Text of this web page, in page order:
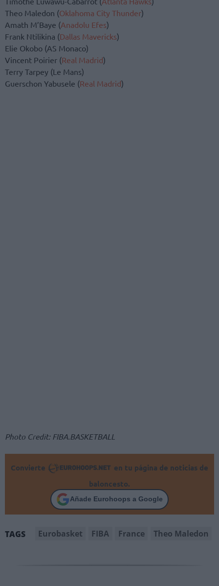
Theo Maledon (Oklahoma City Thunder)
Amath M’Baye (Anadolu Efes)
Frank Ntilikina (Dallas Mavericks)
Elie Okobo (AS Monaco)
Vincent Poirier (Real Madrid)
Terry Tarpey (Le Mans)
Guerschon Yabusele (Real Madrid)
Photo Credit: FIBA.BASKETBALL
Convierte
en tu página de noticias de
baloncesto.
Añade Eurohoops a Google
TAGS Eurobasket FIBA France Theo Maledon